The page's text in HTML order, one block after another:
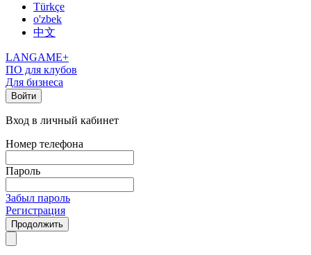
Türkçe
o'zbek
中文
LANGAME+
ПО для клубов
Для бизнеса
Войти
Вход в личный кабинет
Номер телефона
Пароль
Забыл пароль
Регистрация
Продолжить